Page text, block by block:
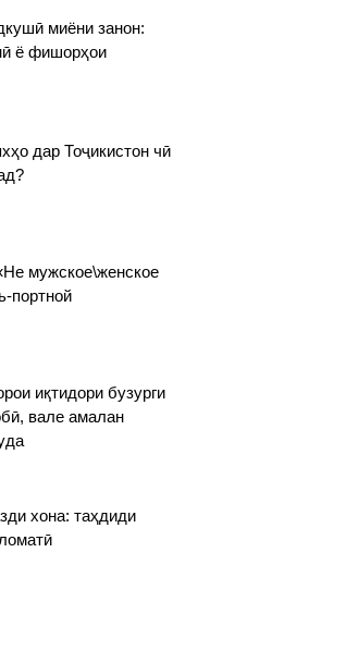
миёни занон:
ё фишорҳои
дар Тоҷикистон чӣ
мужское\женское
портной
иқтидори бузурги
вале амалан
хона: таҳдиди